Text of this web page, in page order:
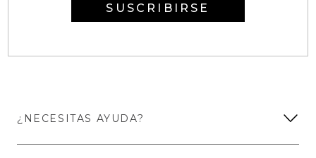
SUSCRIBIRSE
¿NECESITAS AYUDA?